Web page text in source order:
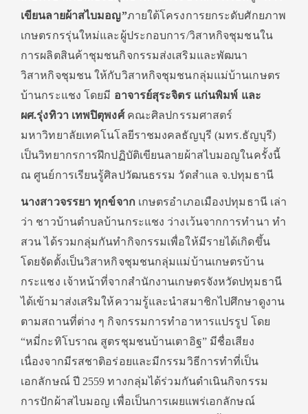
เขียนลายผ้าสไบมอญ”ภายใต้โครงการยกระดับศักยภาพ
เกษตรกรรุ่นใหม่และผู้ประกอบการ/วิสาหกิจชุมชนใน
การผลิตสินค้าชุมชนกิจกรรมส่งเสริมและพัฒนา
วิสาหกิจชุมชน ให้กับวิสาหกิจชุมชนกลุ่มแม่บ้านเกษตร
บ้านกระแชง โดยมี อาจารย์สุระจิตร แก่นพิมพ์ และ
ผศ.รุ่งทิวา เทพปิตุพงศ์คณะศิลปกรรมศาสตร์
มหาวิทยาลัยเทคโนโลยีราชมงคลธัญบุรี (มทร.ธัญบุรี)
เป็นวิทยากรการฝึกปฏิบัติเขียนลายผ้าสไบมอญในครั้งนี้
ณ ศูนย์การเรียนรู้ศิลปวัฒนธรรม วัดสำแล จ.ปทุมธานี
นางสาวจรรยา ทุกข์จาก เกษตรอำเภอเมืองปทุมธานี เล่า
ว่า ชาวบ้านตำบลบ้านกระแชง ว่างเว้นจากการทำนา ทำ
สวน ได้รวมกลุ่มกันทำกิจกรรมเพื่อให้มีรายได้เกิดขึ้น
โดยจัดตั้งเป็นวิสาหกิจชุมชนกลุ่มแม่บ้านเกษตรบ้าน
กระแชง เจ้าหน้าที่จากสำนักงานเกษตรจังหวัดปทุมธานี
ได้เข้ามาส่งเสริมให้ความรู้และนำสมาชิกไปศึกษาดูงาน
ตามสถานที่ต่าง ๆ กิจกรรมการทำอาหารแปรรูป โดย
“หมี่กะทิโบราณ สูตรชุมชนบ้านเตาอิฐ” มีชื่อเสียง
เนื่องจากมีรสชาติอร่อยและมีกรรมวิธีการทำที่เป็น
เอกลักษณ์ ปี 2559 ทางกลุ่มได้ร่วมกันดำเนินกิจกรรม
การปักผ้าสไบมอญ เพื่อเป็นการเผยแพร่เอกลักษณ์